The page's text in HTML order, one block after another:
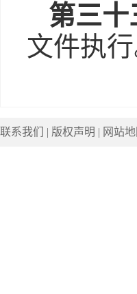
第三十
文件执行
联系我们 | 版权声明 | 网站地